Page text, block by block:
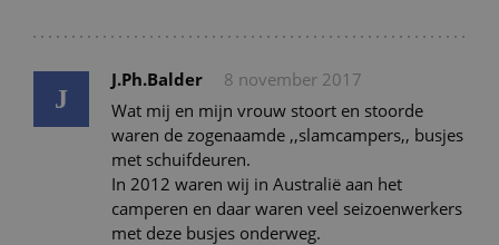
J
J.Ph.Balder
8 november 2017
Wat mij en mijn vrouw stoort en stoorde
waren de zogenaamde ,,slamcampers,, busjes
met schuifdeuren.
In 2012 waren wij in Australië aan het
camperen en daar waren veel seizoenwerkers
met deze busjes onderweg.